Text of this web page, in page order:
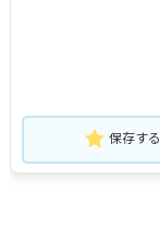
保存する